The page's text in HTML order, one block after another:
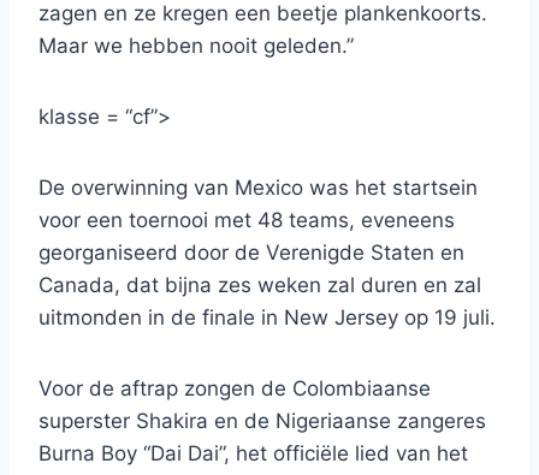
zagen en ze kregen een beetje plankenkoorts.
Maar we hebben nooit geleden.”
klasse = “cf”>
De overwinning van Mexico was het startsein
voor een toernooi met 48 teams, eveneens
georganiseerd door de Verenigde Staten en
Canada, dat bijna zes weken zal duren en zal
uitmonden in de finale in New Jersey op 19 juli.
Voor de aftrap zongen de Colombiaanse
superster Shakira en de Nigeriaanse zangeres
Burna Boy “Dai Dai”, het officiële lied van het